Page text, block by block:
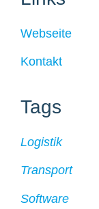
Webseite
Kontakt
Tags
Logistik
Transport
Software